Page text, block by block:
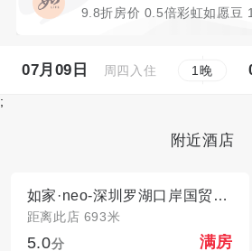
9.8折房价 0.5倍彩虹如愿豆
07月09日 周四入住 1晚
;
附近酒店
如家·neo-深圳罗湖口岸国贸地铁站店
距离此店 693米
5.0分 满房